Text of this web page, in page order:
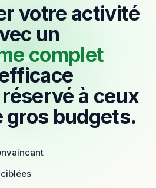
votre activité
un
complet
réservé à ceux
gros budgets.